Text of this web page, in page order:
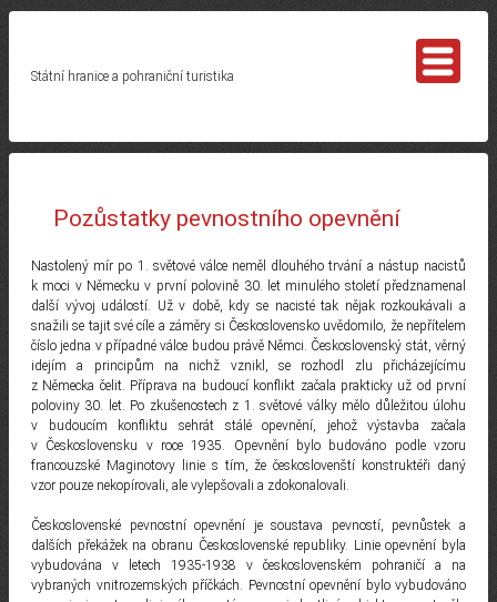
Státní hranice a pohraniční turistika
Pozůstatky pevnostního opevnění
Nastolený mír po 1. světové válce neměl dlouhého trvání a nástup nacistů
k moci v Německu v první polovině 30. let minulého století předznamenal
další vývoj událostí. Už v době, kdy se nacisté tak nějak rozkoukávali a
snažili se tajit své cíle a záměry si Československo uvědomilo, že nepřítelem
číslo jedna v případné válce budou právě Němci. Československý stát, věrný
idejím a principům na nichž vznikl, se rozhodl zlu přicházejícímu
z Německa čelit. Příprava na budoucí konflikt začala prakticky už od první
poloviny 30. let. Po zkušenostech z 1. světové války mělo důležitou úlohu
v budoucím konfliktu sehrát stálé opevnění, jehož výstavba začala
v Československu v roce 1935. Opevnění bylo budováno podle vzoru
francouzské Maginotovy linie s tím, že českoslovenští konstruktéři daný
vzor pouze nekopírovali, ale vylepšovali a zdokonalovali.
Československé pevnostní opevnění je soustava pevností, pevnůstek a
dalších překážek na obranu Československé republiky. Linie opevnění byla
vybudována v letech 1935-1938 v československém pohraničí a na
vybraných vnitrozemských příčkách. Pevnostní opevnění bylo vybudováno